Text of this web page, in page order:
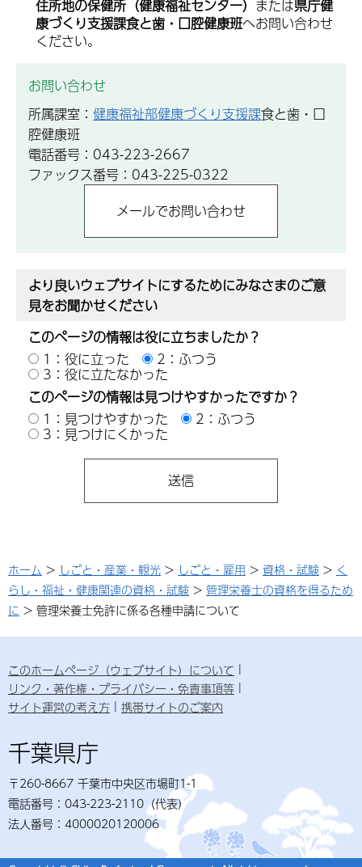
住所地の保健所（健康福祉センター） または県庁健
康づくり支援課食と歯・口腔健康班へお問い合わせ
ください。
お問い合わせ
所属課室： 健康福祉部健康づくり支援課食と歯・口
腔健康班
電話番号：043-223-2667
ファックス番号：043-225-0322
より良いウェブサイトにするためにみなさまのご意
見をお聞かせください
このページの情報は役に立ちましたか？
1：役に立った
2：ふつう
3：役に立たなかった
このページの情報は見つけやすかったですか？
1：見つけやすかった
2：ふつう
3：見つけにくかった
ホーム > しごと・産業・観光 > しごと・雇用 > 資格・試験 > く
らし・福祉・健康関連の資格・試験 > 管理栄養士の資格を得るため
に > 管理栄養士免許に係る各種申請について
このホームページ（ウェブサイト）について
リンク・著作権・プライバシー・免責事項等
サイト運営の考え方
携帯サイトのご案内
千葉県庁
〒260-8667 千葉市中央区市場町1-1
電話番号：043-223-2110（代表）
法人番号：4000020120006